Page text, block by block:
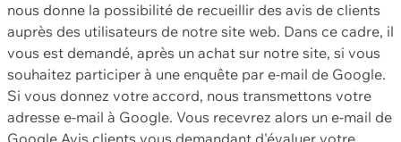
nous donne la possibilité de recueillir des avis de clients
auprès des utilisateurs de notre site web. Dans ce cadre, il
vous est demandé, après un achat sur notre site, si vous
souhaitez participer à une enquête par e-mail de Google.
Si vous donnez votre accord, nous transmettons votre
adresse e-mail à Google. Vous recevrez alors un e-mail de